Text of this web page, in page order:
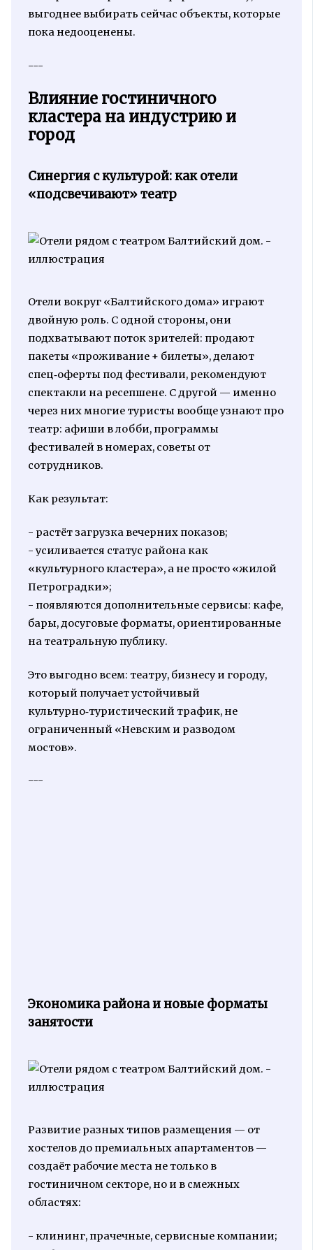
выгоднее выбирать сейчас объекты, которые
пока недооценены.
---
Влияние гостиничного
кластера на индустрию и
город
Синергия с культурой: как отели
«подсвечивают» театр
Отели вокруг «Балтийского дома» играют
двойную роль. С одной стороны, они
подхватывают поток зрителей: продают
пакеты «проживание + билеты», делают
спец‑оферты под фестивали, рекомендуют
спектакли на ресепшене. С другой — именно
через них многие туристы вообще узнают про
театр: афиши в лобби, программы
фестивалей в номерах, советы от
сотрудников.
Как результат:
- растёт загрузка вечерних показов;
- усиливается статус района как
«культурного кластера», а не просто «жилой
Петроградки»;
- появляются дополнительные сервисы: кафе,
бары, досуговые форматы, ориентированные
на театральную публику.
Это выгодно всем: театру, бизнесу и городу,
который получает устойчивый
культурно‑туристический трафик, не
ограниченный «Невским и разводом
мостов».
---
Экономика района и новые форматы
занятости
Развитие разных типов размещения — от
хостелов до премиальных апартаментов —
создаёт рабочие места не только в
гостиничном секторе, но и в смежных
областях:
- клининг, прачечные, сервисные компании;